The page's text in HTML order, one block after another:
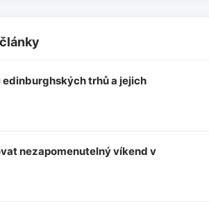
trhů a jejich
nezapomenutelný víkend v